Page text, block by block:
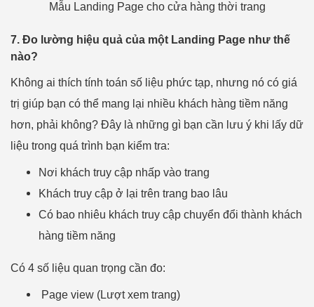
Mẫu Landing Page cho cửa hàng thời trang
7. Đo lường hiệu quả của một Landing Page như thế
nào?
Không ai thích tính toán số liệu phức tạp, nhưng nó có giá
trị giúp bạn có thể mang lại nhiều khách hàng tiềm năng
hơn, phải không? Đây là những gì bạn cần lưu ý khi lấy dữ
liệu trong quá trình bạn kiểm tra:
Nơi khách truy cập nhấp vào trang
Khách truy cập ở lại trên trang bao lâu
Có bao nhiêu khách truy cập chuyển đổi thành khách
hàng tiềm năng
Có 4 số liệu quan trọng cần đo:
Page view (Lượt xem trang)